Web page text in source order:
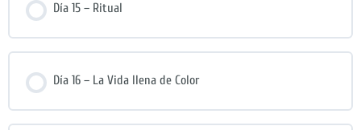
Día 15 – Ritual
Día 16 – La Vida llena de Color